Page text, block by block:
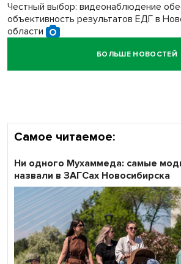
Честный выбор: видеонаблюдение
объективность результатов ЕДГ в
области
Кибертанки пошли в бой:
БОЛЬШЕ НОВОСТЕЙ
Самое читаемое:
Ни одного Мухаммеда: самые
назвали в ЗАГСах Новосибирска